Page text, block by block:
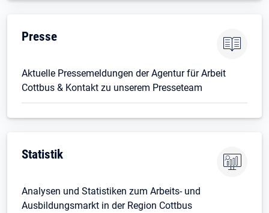
Presse
Aktuelle Pressemeldungen der Agentur für Arbeit
Cottbus & Kontakt zu unserem Presseteam
Statistik
Analysen und Statistiken zum Arbeits- und
Ausbildungsmarkt in der Region Cottbus